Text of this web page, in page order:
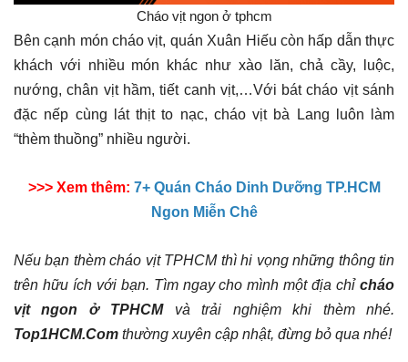
Cháo vịt ngon ở tphcm
Bên cạnh món cháo vịt, quán Xuân Hiếu còn hấp dẫn thực
khách với nhiều món khác như xào lăn, chả cầy, luộc,
nướng, chân vịt hầm, tiết canh vịt,…Với bát cháo vịt sánh
đặc nếp cùng lát thịt to nạc, cháo vịt bà Lang luôn làm
“thèm thuồng” nhiều người.
>>> Xem thêm: 7+ Quán Cháo Dinh Dưỡng TP.HCM
Ngon Miễn Chê
Nếu bạn thèm cháo vịt TPHCM thì hi vọng những thông tin
trên hữu ích với bạn. Tìm ngay cho mình một địa chỉ cháo
vịt ngon ở TPHCM và trải nghiệm khi thèm nhé.
Top1HCM.Com thường xuyên cập nhật, đừng bỏ qua nhé!